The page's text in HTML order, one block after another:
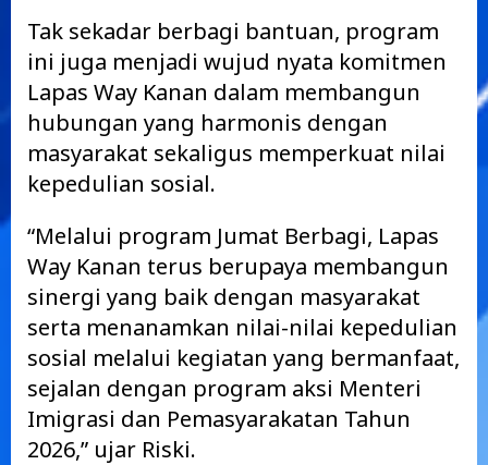
Tak sekadar berbagi bantuan, program
ini juga menjadi wujud nyata komitmen
Lapas Way Kanan dalam membangun
hubungan yang harmonis dengan
masyarakat sekaligus memperkuat nilai
kepedulian sosial.
“Melalui program Jumat Berbagi, Lapas
Way Kanan terus berupaya membangun
sinergi yang baik dengan masyarakat
serta menanamkan nilai-nilai kepedulian
sosial melalui kegiatan yang bermanfaat,
sejalan dengan program aksi Menteri
Imigrasi dan Pemasyarakatan Tahun
2026,” ujar Riski.